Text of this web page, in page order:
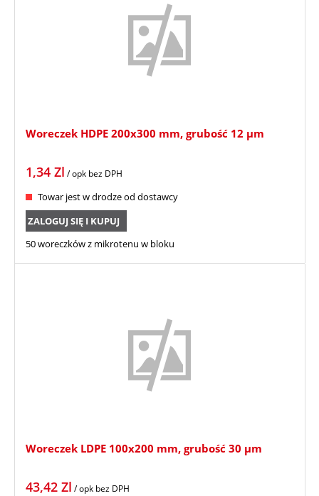
Woreczek HDPE 200x300 mm, grubość 12 µm
1,34 Zl / opk bez DPH
Towar jest w drodze od dostawcy
ZALOGUJ SIĘ I KUPUJ
50 woreczków z mikrotenu w bloku
Woreczek LDPE 100x200 mm, grubość 30 µm
43,42 Zl / opk bez DPH